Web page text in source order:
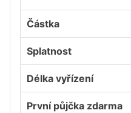
Částka
Splatnost
Délka vyřízení
První půjčka zdarma